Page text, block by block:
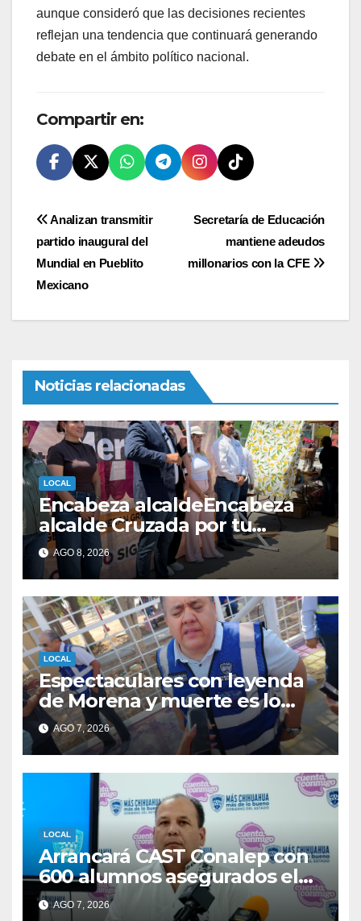
aunque consideró que las decisiones recientes
reflejan una tendencia que continuará generando
debate en el ámbito político nacional.
Compartir en:
Navegación
de
entradas
Secretaría de Educación
mantiene adeudos
millonarios con la CFE
Analizan transmitir
partido inaugural del
Mundial en Pueblito
Mexicano
Noticias relacionadas
LOCAL
Encabeza alcaldeEncabeza
alcalde Cruzada por tu
mercado en el Parque
Hidalgo
AGO 8, 2026
LOCAL
Espectaculares con leyenda
de Morena y muerte es lo
mismo es un tema de
partidos: Carlos Ortiz
AGO 7, 2026
LOCAL
Arrancará CAST Conalep con
600 alumnos asegurados el
próximo ciclo.
AGO 7, 2026